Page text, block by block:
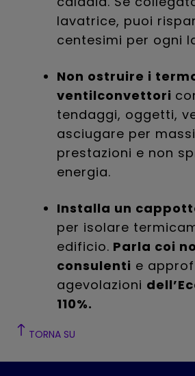
lavatrice, puoi
centesimi per ogni
Non ostruire i
ventilconvettori
tendaggi, oggetti,
asciugare per
prestazioni e non
energia.
Installa un
per isolare
edificio. Parla coi
consulenti e
agevolazioni
110%.
TORNA SU